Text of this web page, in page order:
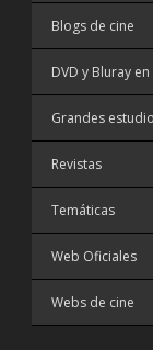
Blogs de cine
DVD y Bluray
Grandes
Revistas
Temáticas
Web Oficiales
Webs de cine